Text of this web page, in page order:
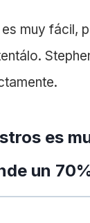
muy fácil,
es
un